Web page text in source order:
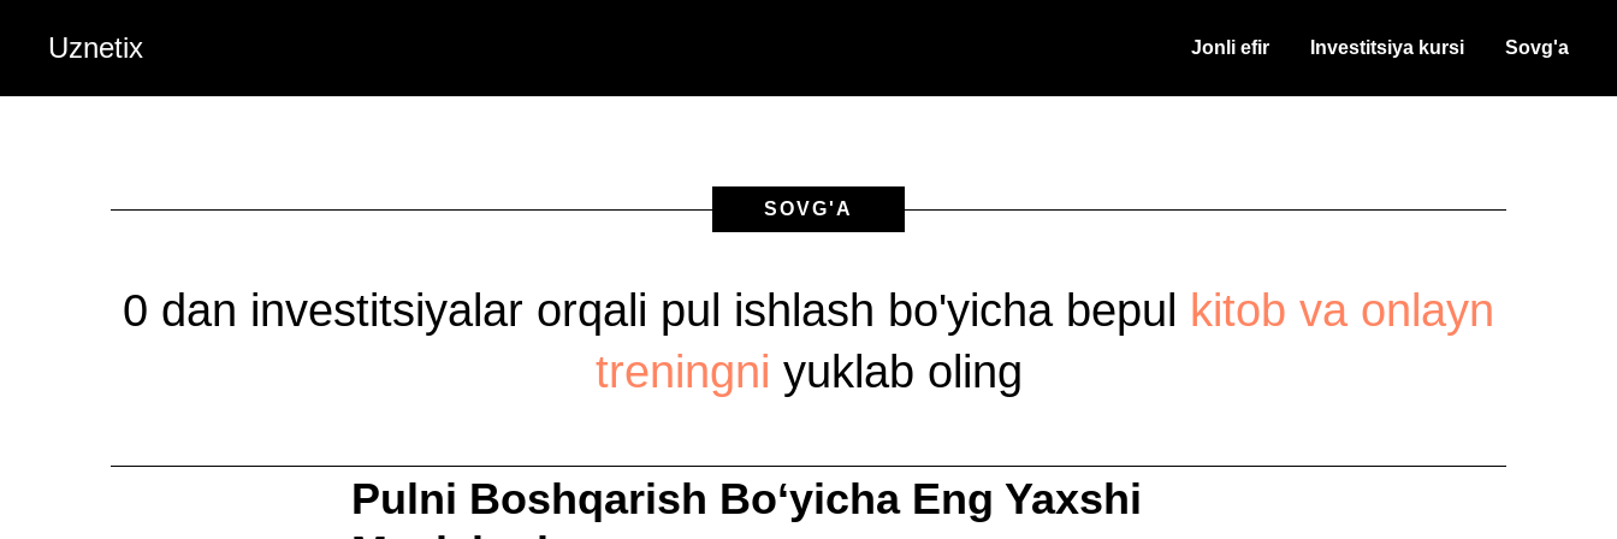
Uznetix Jonli efir Investitsiya kursi Sovg'a
SOVG'A
0 dan investitsiyalar orqali pul ishlash bo'yicha bepul
kitob va onlayn
treningni yuklab oling
Pulni Boshqarish Bo‘yicha Eng Yaxshi